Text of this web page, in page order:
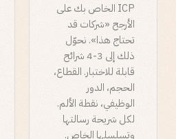
ICP الخاص بك على
الأرجح «شركات قد
تحتاج هذا». نحوّل
ذلك إلى 3-4 شرائح
قابلة للاختبار. القطاع،
الحجم، الدور
الوظيفي، نقطة الألم.
لكل شريحة رسالتها
وتسلسلها الخاص.